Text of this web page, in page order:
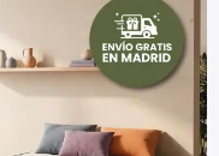
178,00 €